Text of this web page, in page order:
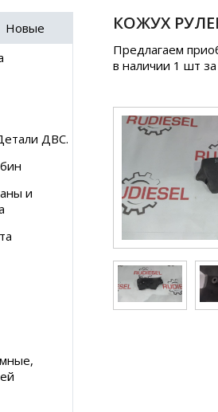
Новые
ДВС.
и
КОЖУХ
Предлагаем
в наличии 1 шт